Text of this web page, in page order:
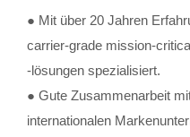
● Mit über 20 Jahren
carrier-grade mission-
-lösungen spezialisiert.
● Gute Zusammenarbeit
internationalen